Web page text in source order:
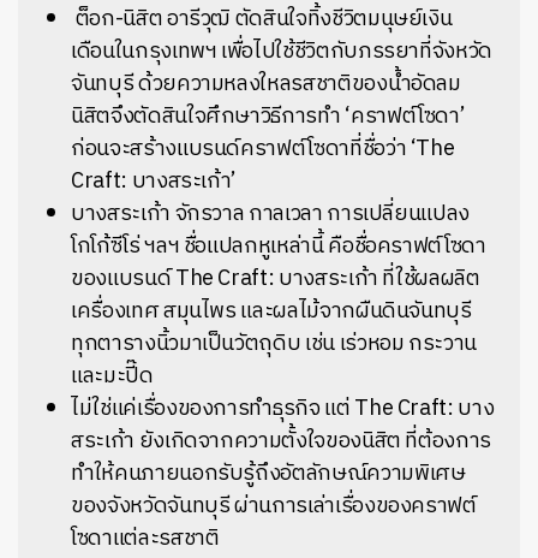
ต็อก-นิสิต อารีวุฒิ ตัดสินใจทิ้งชีวิตมนุษย์เงิน
เดือนในกรุงเทพฯ เพื่อไปใช้ชีวิตกับภรรยาที่จังหวัด
จันทบุรี ด้วยความหลงใหลรสชาติของน้ำอัดลม
นิสิตจึงตัดสินใจศึกษาวิธีการทำ ‘คราฟต์โซดา’
ก่อนจะสร้างแบรนด์คราฟต์โซดาที่ชื่อว่า ‘The
Craft: บางสระเก้า’
บางสระเก้า จักรวาล กาลเวลา การเปลี่ยนแปลง
โกโก้ซีโร่ ฯลฯ ชื่อแปลกหูเหล่านี้ คือชื่อคราฟต์โซดา
ของแบรนด์ The Craft: บางสระเก้า ที่ใช้ผลผลิต
เครื่องเทศ สมุนไพร และผลไม้จากผืนดินจันทบุรี
ทุกตารางนิ้วมาเป็นวัตถุดิบ เช่น เร่วหอม กระวาน
และมะปี๊ด
ไม่ใช่แค่เรื่องของการทำธุรกิจ แต่ The Craft: บาง
สระเก้า ยังเกิดจากความตั้งใจของนิสิต ที่ต้องการ
ทำให้คนภายนอกรับรู้ถึงอัตลักษณ์ความพิเศษ
ของจังหวัดจันทบุรี ผ่านการเล่าเรื่องของคราฟต์
โซดาแต่ละรสชาติ